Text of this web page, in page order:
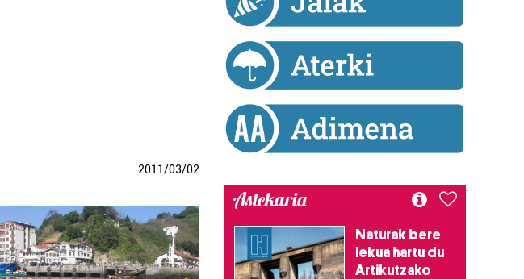
2011/03/02
Astekaria
Naturak bere
lekua hartu du
Artikutzako